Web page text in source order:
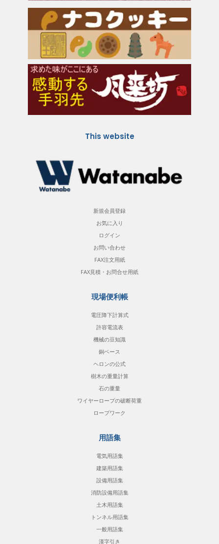
This website
新規会員登録
お気に入り
ログイン
お問い合わせ
FAX注文用紙
FAX見積・お問合せ用紙
現場便利帳
電圧降下計算式
許容電流表
機械の豆知識
銅ベース
ヘロンの公式
樹木の重量計算
石の重量
ワイヤーロープの破断荷重
ロープワーク
用語集
電気用語集
建築用語集
設備用語集
消防設備用語集
土木用語集
トンネル用語集
一般用語集
漢字引き